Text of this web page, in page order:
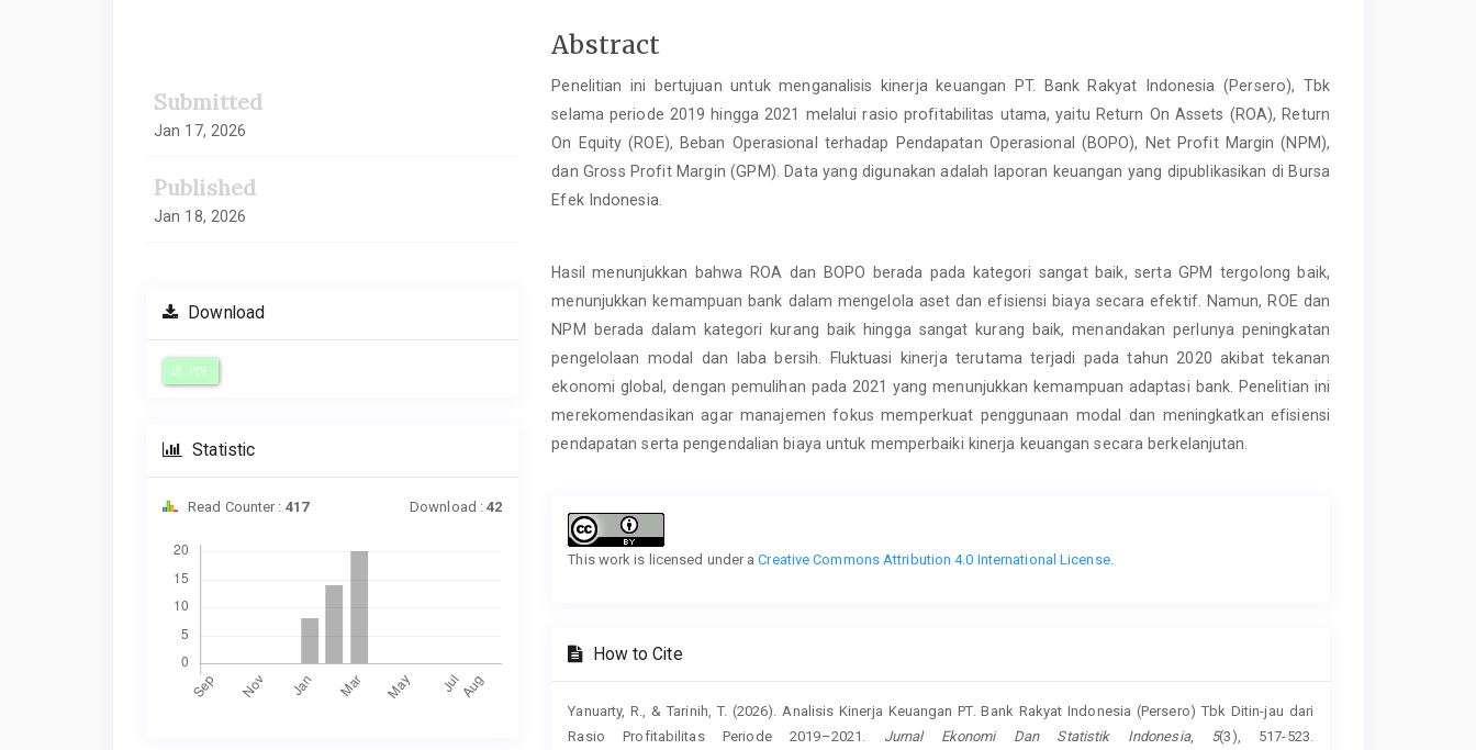
Submitted
Jan 17, 2026
Published
Jan 18, 2026
Download
PDF
Statistic
Read Counter : 417 Download :42
Main
Article
Content
Abstract
Penelitian ini bertujuan untuk menganalisis kinerja keuangan PT. Bank Rakyat Indonesia (Persero), Tbk
selama periode 2019 hingga 2021 melalui rasio profitabilitas utama, yaitu Return On Assets (ROA), Return
On Equity (ROE), Beban Operasional terhadap Pendapatan Operasional (BOPO), Net Profit Margin (NPM),
dan Gross Profit Margin (GPM). Data yang digunakan adalah laporan keuangan yang dipublikasikan di Bursa
Efek Indonesia.
Hasil menunjukkan bahwa ROA dan BOPO berada pada kategori sangat baik, serta GPM tergolong baik,
menunjukkan kemampuan bank dalam mengelola aset dan efisiensi biaya secara efektif. Namun, ROE dan
NPM berada dalam kategori kurang baik hingga sangat kurang baik, menandakan perlunya peningkatan
pengelolaan modal dan laba bersih. Fluktuasi kinerja terutama terjadi pada tahun 2020 akibat tekanan
ekonomi global, dengan pemulihan pada 2021 yang menunjukkan kemampuan adaptasi bank. Penelitian ini
merekomendasikan agar manajemen fokus memperkuat penggunaan modal dan meningkatkan efisiensi
pendapatan serta pengendalian biaya untuk memperbaiki kinerja keuangan secara berkelanjutan.
Article
Details
This work is licensed under aCreative Commons Attribution 4.0 International License.
How to Cite
Yanuarty, R., & Tarinih, T. (2026). Analisis Kinerja Keuangan PT. Bank Rakyat Indonesia (Persero) Tbk Ditin-jau dari
Rasio Profitabilitas Periode 2019–2021. Jurnal Ekonomi Dan Statistik Indonesia, 5(3), 517-523.